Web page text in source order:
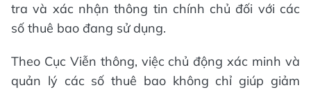
tra và xác nhận thông tin chính chủ đối với các
số thuê bao đang sử dụng.
Theo Cục Viễn thông, việc chủ động xác minh và
quản lý các số thuê bao không chỉ giúp giảm